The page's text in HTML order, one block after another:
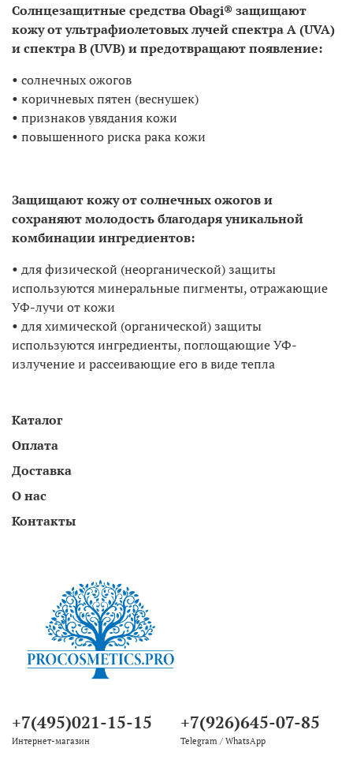
Солнцезащитные средства Obagi® защищают
кожу от ультрафиолетовых лучей спектра А (UVA)
и спектра B (UVB) и предотвращают появление:
• солнечных ожогов
• коричневых пятен (веснушек)
• признаков увядания кожи
• повышенного риска рака кожи
Защищают кожу от солнечных ожогов и
сохраняют молодость благодаря уникальной
комбинации ингредиентов:
• для физической (неорганической) защиты
используются минеральные пигменты, отражающие
УФ-лучи от кожи
• для химической (органической) защиты
используются ингредиенты, поглощающие УФ-
излучение и рассеивающие его в виде тепла
Каталог
Оплата
Доставка
О нас
Контакты
+7(495)021-15-15
Интернет-магазин
+7(926)645-07-85
Telegram / WhatsApp